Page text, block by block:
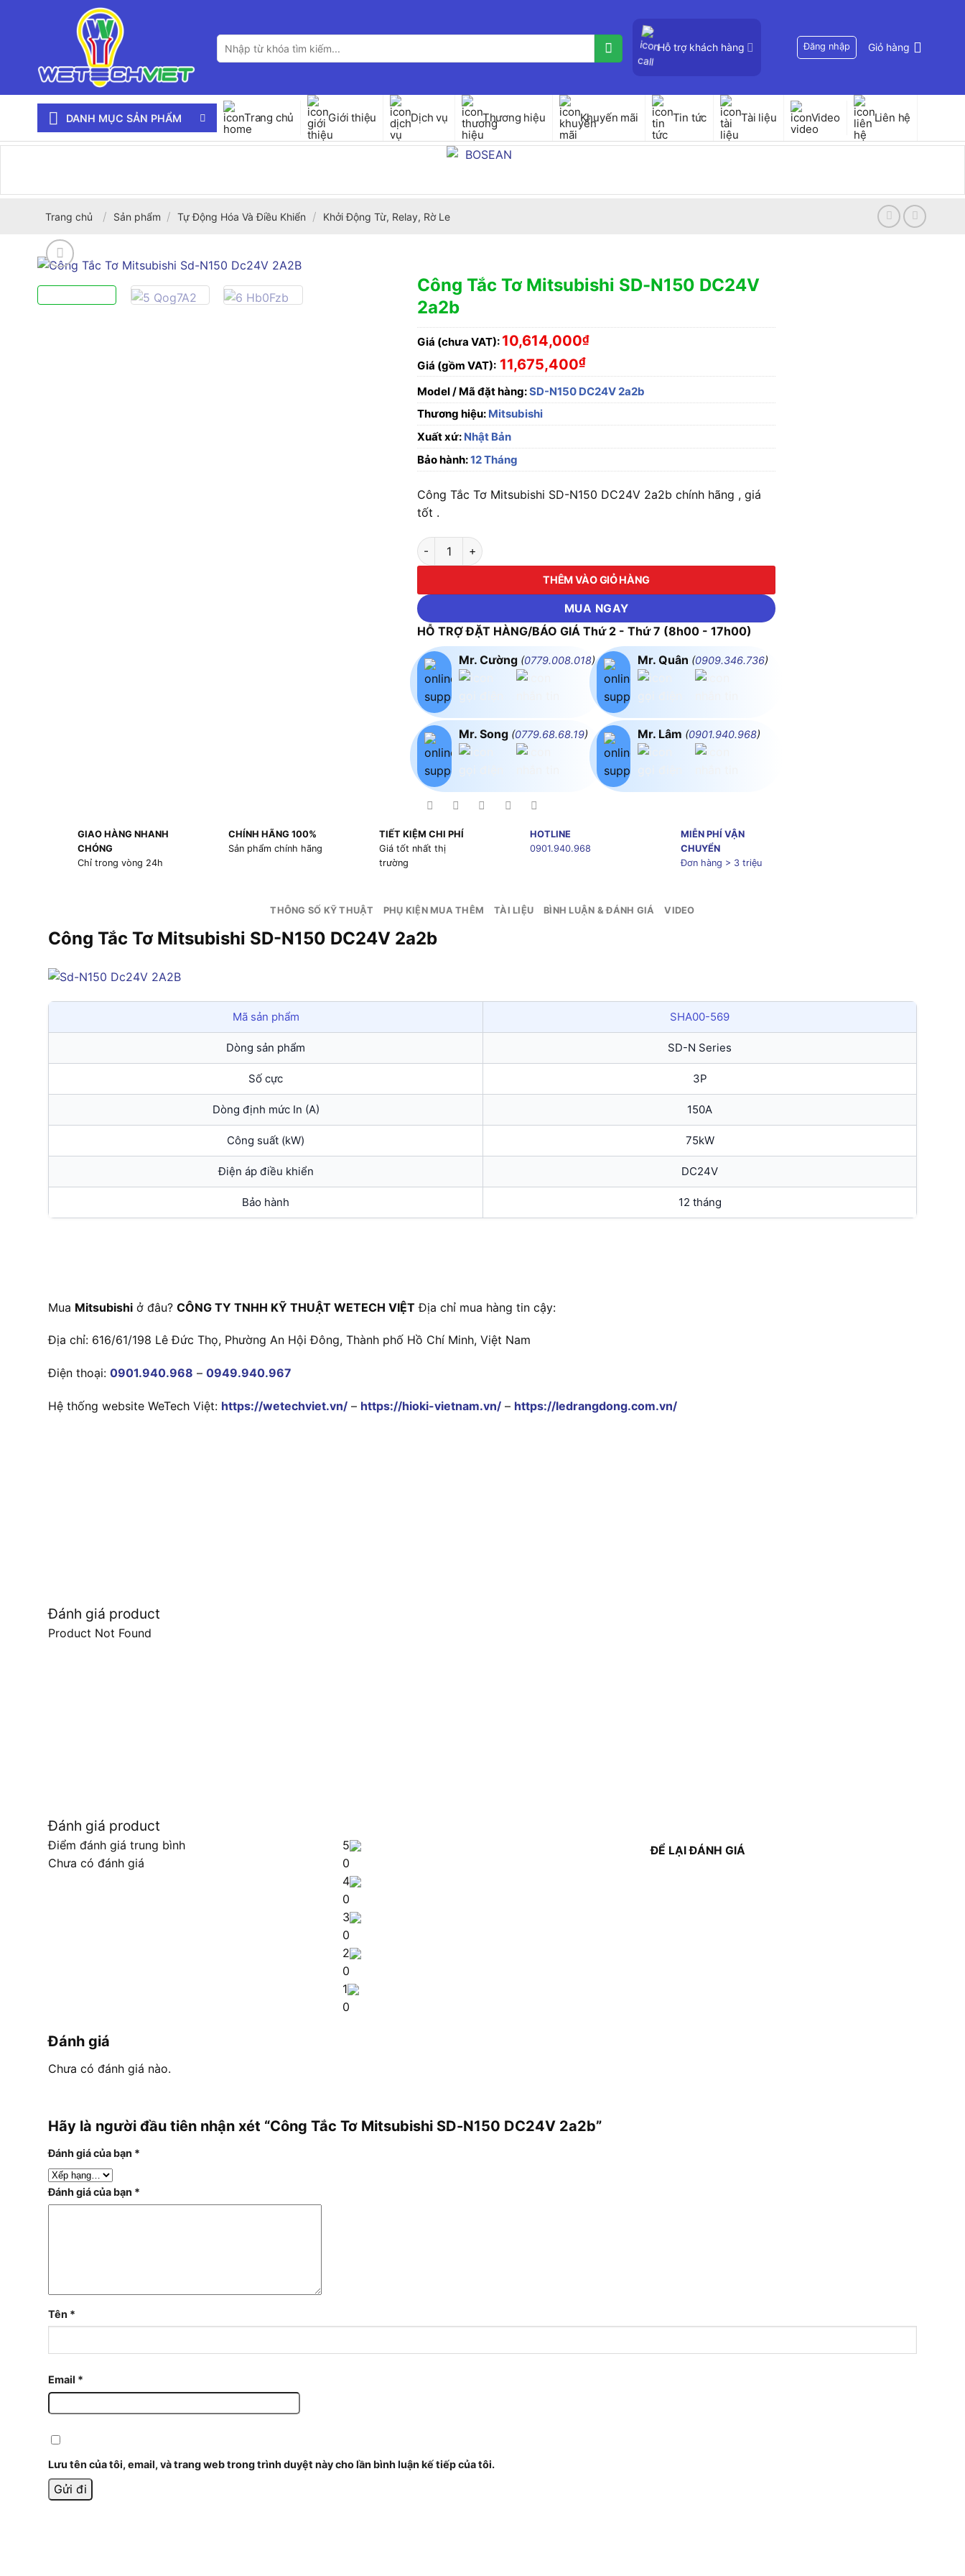
Tìm
kiếm:
Hỗ trợ khách hàng Đăng nhập Giỏ hàng
DANH MỤC SẢN PHẨM Trang chủ Giới thiệu Dịch vụ Thương hiệu Khuyến mãi Tin tức Tài liệu Video Liên hệ
Trang chủ / Sản phẩm / Tự Động Hóa Và Điều Khiển / Khởi Động Từ, Relay, Rờ Le
Công Tắc Tơ Mitsubishi SD-N150 DC24V
2a2b
Giá (chưa VAT): 10,614,000₫
Giá (gồm VAT): 11,675,400₫
Model / Mã đặt hàng:SD-N150 DC24V 2a2b
Thương hiệu: Mitsubishi
Xuất xứ: Nhật Bản
Bảo hành:12 Tháng
Công Tắc Tơ Mitsubishi SD-N150 DC24V 2a2b chính hãng , giá
tốt .
Công Tắc Tơ Mitsubishi SD-N150 DC24V 2a2b số lượng
THÊM VÀO GIỎ HÀNG
MUA NGAY
HỖ TRỢ ĐẶT HÀNG/BÁO GIÁ Thứ 2 - Thứ 7 (8h00 - 17h00)
Mr. Cường (0779.008.018)
Mr. Song (0779.68.68.19)
Mr. Quân (0909.346.736)
Mr. Lâm (0901.940.968)
GIAO HÀNG NHANH
CHÓNG
Chỉ trong vòng 24h
CHÍNH HÃNG 100%
Sản phẩm chính hãng
TIẾT KIỆM CHI PHÍ
Giá tốt nhất thị
trường
HOTLINE
0901.940.968
MIỄN PHÍ VẬN
CHUYỂN
Đơn hàng > 3 triệu
THÔNG SỐ KỸ THUẬT PHỤ KIỆN MUA THÊM TÀI LIỆU BÌNH LUẬN & ĐÁNH GIÁ VIDEO
Công Tắc Tơ Mitsubishi SD-N150 DC24V 2a2b
Mã sản phẩm SHA00-569
Dòng sản phẩm SD-N Series
Số cực 3P
Dòng định mức In (A) 150A
Công suất (kW) 75kW
Điện áp điều khiển DC24V
Bảo hành 12 tháng
Mua Mitsubishi ở đâu? CÔNG TY TNHH KỸ THUẬT WETECH VIỆT Địa chỉ mua hàng tin cậy:
Địa chỉ: 616/61/198 Lê Đức Thọ, Phường An Hội Đông, Thành phố Hồ Chí Minh, Việt Nam
Điện thoại: 0901.940.968 – 0949.940.967
Hệ thống website WeTech Việt: https://wetechviet.vn/ – https://hioki-vietnam.vn/ – https://ledrangdong.com.vn/
Đánh giá product
Product Not Found
Đánh giá product
Điểm đánh giá trung bình
Chưa có đánh giá
5
0
4
0
3
0
2
0
1
0
ĐỂ LẠI ĐÁNH GIÁ
Đánh giá
Chưa có đánh giá nào.
Hãy là người đầu tiên nhận xét “Công Tắc Tơ Mitsubishi SD-N150 DC24V 2a2b”
Đánh giá của bạn *
Đánh giá của bạn *
Tên *
Email *
Lưu tên của tôi, email, và trang web trong trình duyệt này cho lần bình luận kế tiếp của tôi.